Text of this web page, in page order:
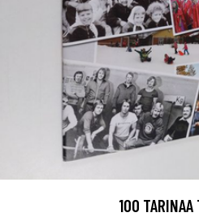
100 TARINAA